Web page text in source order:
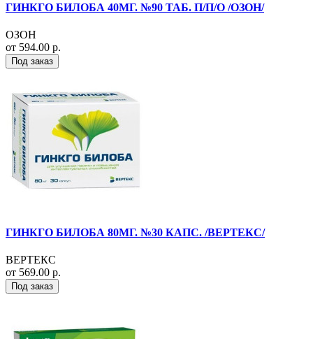
ГИНКГО БИЛОБА 40МГ. №90 ТАБ. П/П/О /ОЗОН/
ОЗОН
от 594.00 р.
Под заказ
ГИНКГО БИЛОБА 80МГ. №30 КАПС. /ВЕРТЕКС/
ВЕРТЕКС
от 569.00 р.
Под заказ